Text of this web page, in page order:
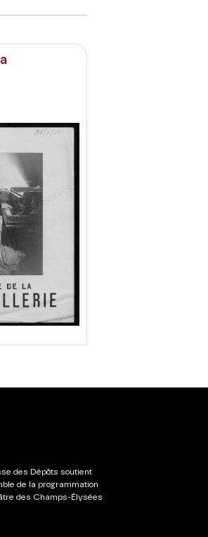
des Dépôts soutient
de la programmation
des Champs-Élysées